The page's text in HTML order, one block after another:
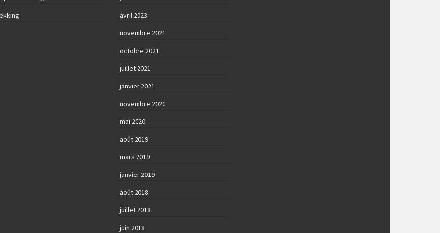
avril 2023
novembre 2021
octobre 2021
juillet 2021
janvier 2021
novembre 2020
mai 2020
août 2019
mars 2019
janvier 2019
août 2018
juillet 2018
juin 2018